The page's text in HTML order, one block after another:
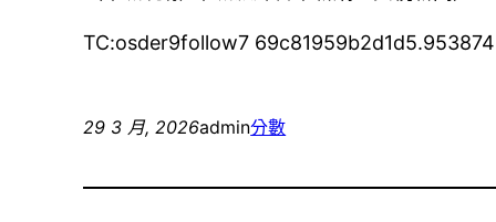
TC:osder9follow7
29 3 月, 2026admin分數